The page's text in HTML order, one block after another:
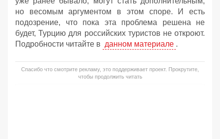
но весомым аргументом в этом споре. И есть
подозрение, что пока эта проблема решена не
будет, Турцию для российских туристов не откроют.
Подробности читайте в данном материале .
Спасибо что смотрите рекламу, это поддерживает проект. Прокрутите,
чтобы продолжить читать